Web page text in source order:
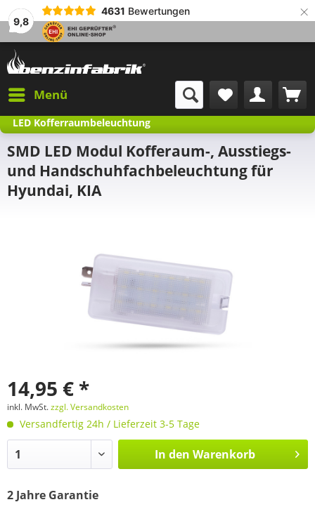
9,8
4631 Bewertungen ×
Menü
LED Kofferraumbeleuchtung
SMD LED Modul Kofferaum-, Ausstiegs-
und Handschuhfachbeleuchtung für
Hyundai, KIA
14,95 € *
inkl. MwSt.zzgl. Versandkosten
Versandfertig 24h / Lieferzeit 3-5 Tage
In den Warenkorb
2 Jahre Garantie